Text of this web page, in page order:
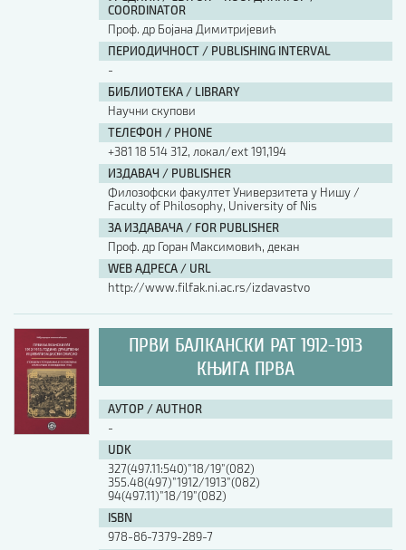
COORDINATOR
Проф. др Бојана Димитријевић
ПЕРИОДИЧНОСТ / PUBLISHING INTERVAL
-
БИБЛИОТЕКА / LIBRARY
Научни скупови
ТЕЛЕФОН / PHONE
+381 18 514 312, локал/ext 191,194
ИЗДАВАЧ / PUBLISHER
Филозофски факултет Универзитета у Нишу /
Faculty of Philosophy, University of Nis
ЗА ИЗДАВАЧА / FOR PUBLISHER
Проф. др Горан Максимовић, декан
WEB АДРЕСА / URL
http://www.filfak.ni.ac.rs/izdavastvo
ПРВИ БАЛКАНСКИ РАТ 1912-1913
КЊИГА ПРВА
АУТОР / AUTHOR
-
UDK
327(497.11:540)”18/19”(082)
355.48(497)”1912/1913”(082)
94(497.11)”18/19”(082)
ISBN
978-86-7379-289-7